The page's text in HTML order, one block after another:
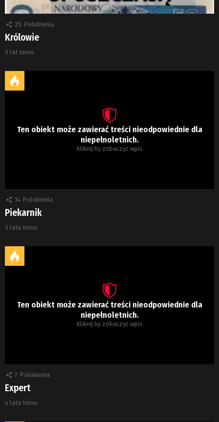
25 Polubienia
Królowie
5 lat temu
Ten obiekt może zawierać treści nieodpowiednie dla
niepełnoletnich.
Kliknij by zobaczyć wpis
14 Polubienia
Piekarnik
3 lata temu
Ten obiekt może zawierać treści nieodpowiednie dla
niepełnoletnich.
Kliknij by zobaczyć wpis
7 Polubienia
Expert
4 lata temu